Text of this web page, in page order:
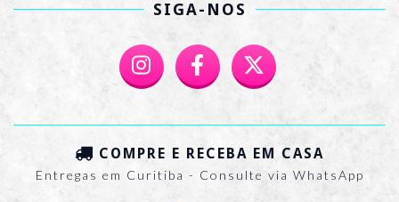
SIGA-NOS
COMPRE E RECEBA EM CASA
Entregas em Curitiba - Consulte via WhatsApp